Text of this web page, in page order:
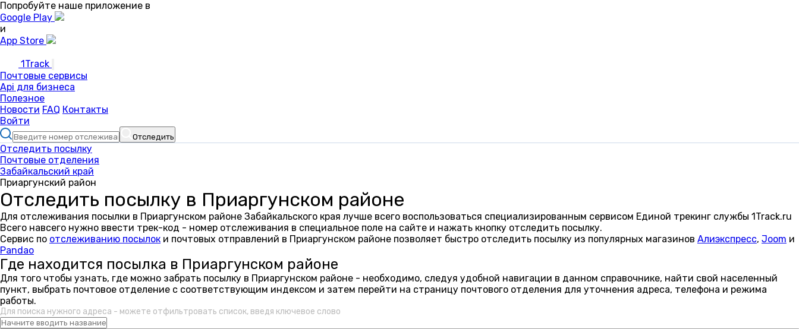
Попробуйте наше приложение в
Google Play
и
App Store
1Track
Почтовые сервисы
Api для бизнеса
Полезное
Новости FAQ Контакты
Войти
Отследить
Отследить посылку
Почтовые отделения
Забайкальский край
Приаргунский район
Отследить посылку в Приаргунском районе
Для отслеживания посылки в Приаргунском районе Забайкальского края лучше всего воспользоваться специализированным сервисом Единой трекинг службы 1Track.ru
Всего навсего нужно ввести трек-код - номер отслеживания в специальное поле на сайте и нажать кнопку отследить посылку.
Сервис по отслеживанию посылок и почтовых отправлений в Приаргунском районе позволяет быстро отследить посылку из популярных магазинов Алиэкспресс, Joom и
Pandao
Где находится посылка в Приаргунском районе
Для того чтобы узнать, где можно забрать посылку в Приаргунском районе - необходимо, следуя удобной навигации в данном справочнике, найти свой населенный
пункт, выбрать почтовое отделение с соответствующим индексом и затем перейти на страницу почтового отделения для уточнения адреса, телефона и режима
работы.
Для поиска нужного адреса - можете отфильтровать список, введя ключевое слово